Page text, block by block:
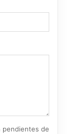
pendientes de